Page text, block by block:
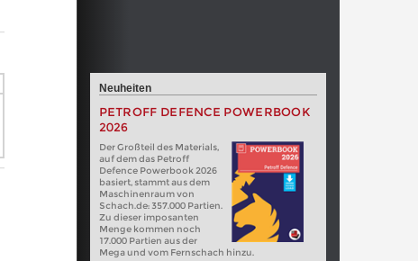
Neuheiten
PETROFF DEFENCE POWERBOOK
2026
Der Großteil des Materials,
auf dem das Petroff
Defence Powerbook 2026
basiert, stammt aus dem
Maschinenraum von
Schach.de: 357.000 Partien.
Zu dieser imposanten
Menge kommen noch
17.000 Partien aus der
Mega und vom Fernschach hinzu.